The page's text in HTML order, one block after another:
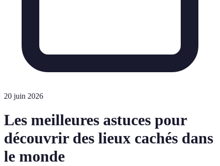
20 juin 2026
Les meilleures astuces pour
découvrir des lieux cachés dans
le monde